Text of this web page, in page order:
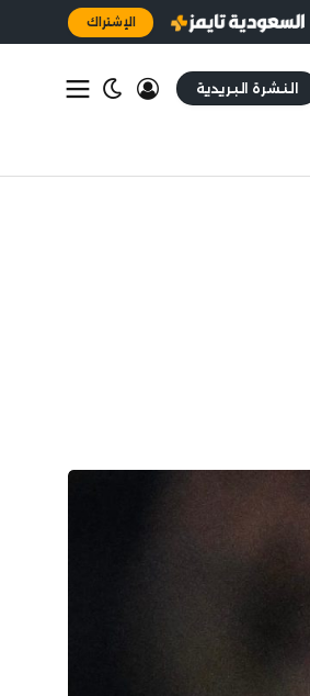
الإشتراك
النشرة البريدية